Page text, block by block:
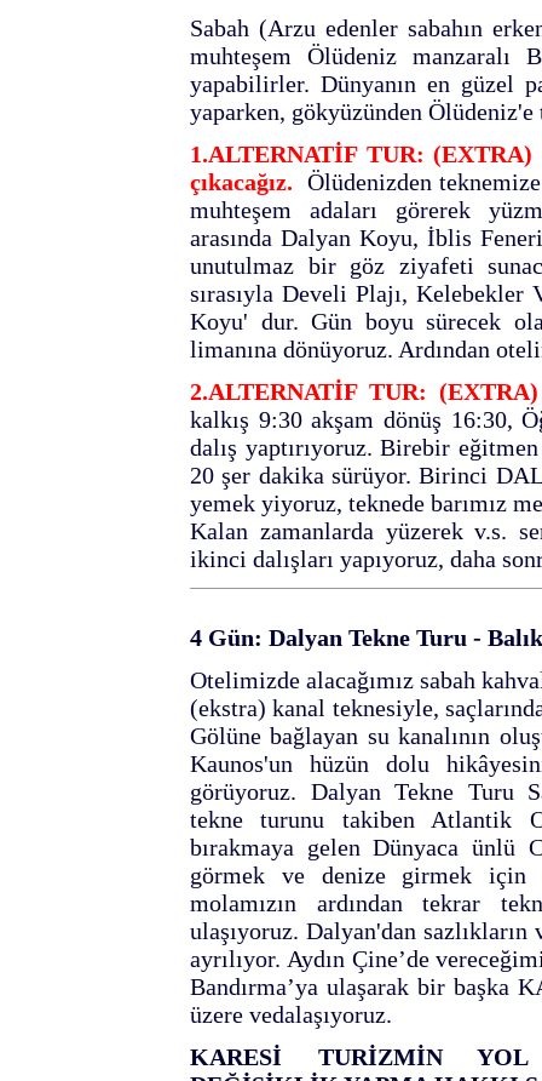
Sabah (Arzu edenler sabahın
muhteşem Ölüdeniz manzaralı
yapabilirler. Dünyanın en güzel
yaparken, gökyüzünden Ölüdeniz'e
1.ALTERNATİF TUR:
çıkacağız. Ölüdenizden
muhteşem adaları görerek
arasında Dalyan Koyu, İblis
unutulmaz bir göz ziyafeti
sırasıyla Develi Plajı,
Koyu' dur. Gün boyu sürecek
limanına dönüyoruz. Ardından
2.ALTERNATİF TUR:
kalkış 9:30 akşam dönüş 16:30,
dalış yaptırıyoruz. Birebir
20 şer dakika sürüyor. Birinci
yemek yiyoruz, teknede barımız
Kalan zamanlarda yüzerek v.s.
ikinci dalışları yapıyoruz, daha
4 Gün: Dalyan Tekne Turu -
Otelimizde alacağımız sabah
(ekstra) kanal teknesiyle,
Gölüne bağlayan su kanalının
Kaunos'un hüzün dolu
görüyoruz. Dalyan Tekne Turu
tekne turunu takiben Atlantik
bırakmaya gelen Dünyaca ünlü
görmek ve denize girmek için
molamızın ardından tekrar
ulaşıyoruz. Dalyan'dan
ayrılıyor. Aydın Çine’de
Bandırma’ya ulaşarak bir başka
üzere vedalaşıyoruz.
KARESİ TURİZMİN YOL